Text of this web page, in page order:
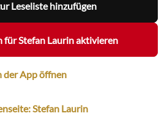
Leseliste hinzufügen
für Stefan Laurin aktivieren
der App öffnen
Stefan Laurin